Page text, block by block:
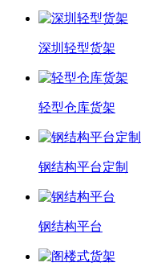
深圳轻型货架
轻型仓库货架
钢结构平台定制
钢结构平台